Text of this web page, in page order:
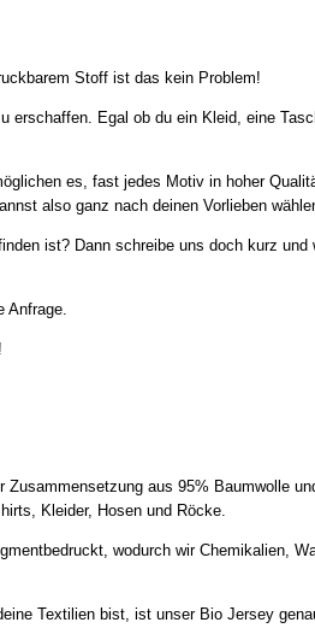
Stoff ist das kein Problem!
erschaffen. Egal ob du ein Kleid, eine
es, fast jedes Motiv in hoher
also ganz nach deinen Vorlieben
ist? Dann schreibe uns doch kurz und
Anfrage.
aus 95% Baumwolle
Kleider, Hosen und Röcke.
wodurch wir Chemikalien,
Textilien bist, ist unser Bio Jersey